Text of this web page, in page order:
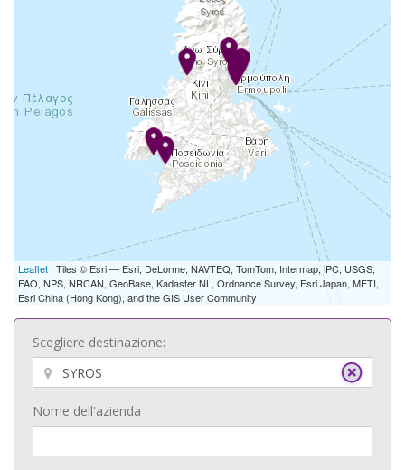
Leaflet | Tiles © Esri — Esri, DeLorme, NAVTEQ, TomTom, Intermap, iPC, USGS,
FAO, NPS, NRCAN, GeoBase, Kadaster NL, Ordnance Survey, Esri Japan, METI,
Esri China (Hong Kong), and the GIS User Community
Scegliere destinazione:
Nome dell'azienda